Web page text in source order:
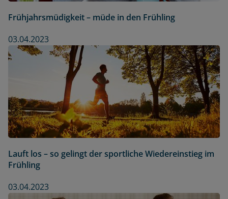
Frühjahrsmüdigkeit – müde in den Frühling
03.04.2023
Lauft los – so gelingt der sportliche Wiedereinstieg im
Frühling
03.04.2023